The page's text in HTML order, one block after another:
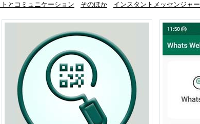
とコミュニケーション そのほか インスタントメッセンジャー